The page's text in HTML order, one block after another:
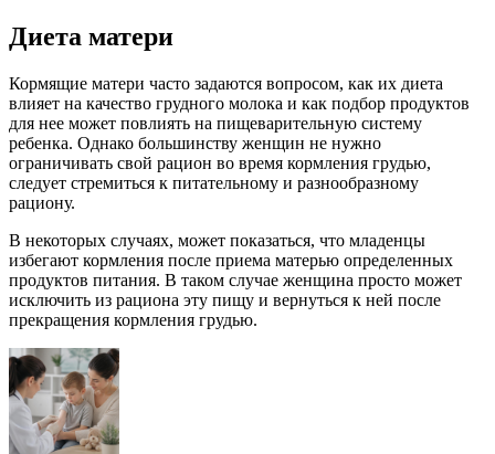
Диета матери
Кормящие матери часто задаются вопросом, как их диета
влияет на качество грудного молока и как подбор продуктов
для нее может повлиять на пищеварительную систему
ребенка. Однако большинству женщин не нужно
ограничивать свой рацион во время кормления грудью,
следует стремиться к питательному и разнообразному
рациону.
В некоторых случаях, может показаться, что младенцы
избегают кормления после приема матерью определенных
продуктов питания. В таком случае женщина просто может
исключить из рациона эту пищу и вернуться к ней после
прекращения кормления грудью.